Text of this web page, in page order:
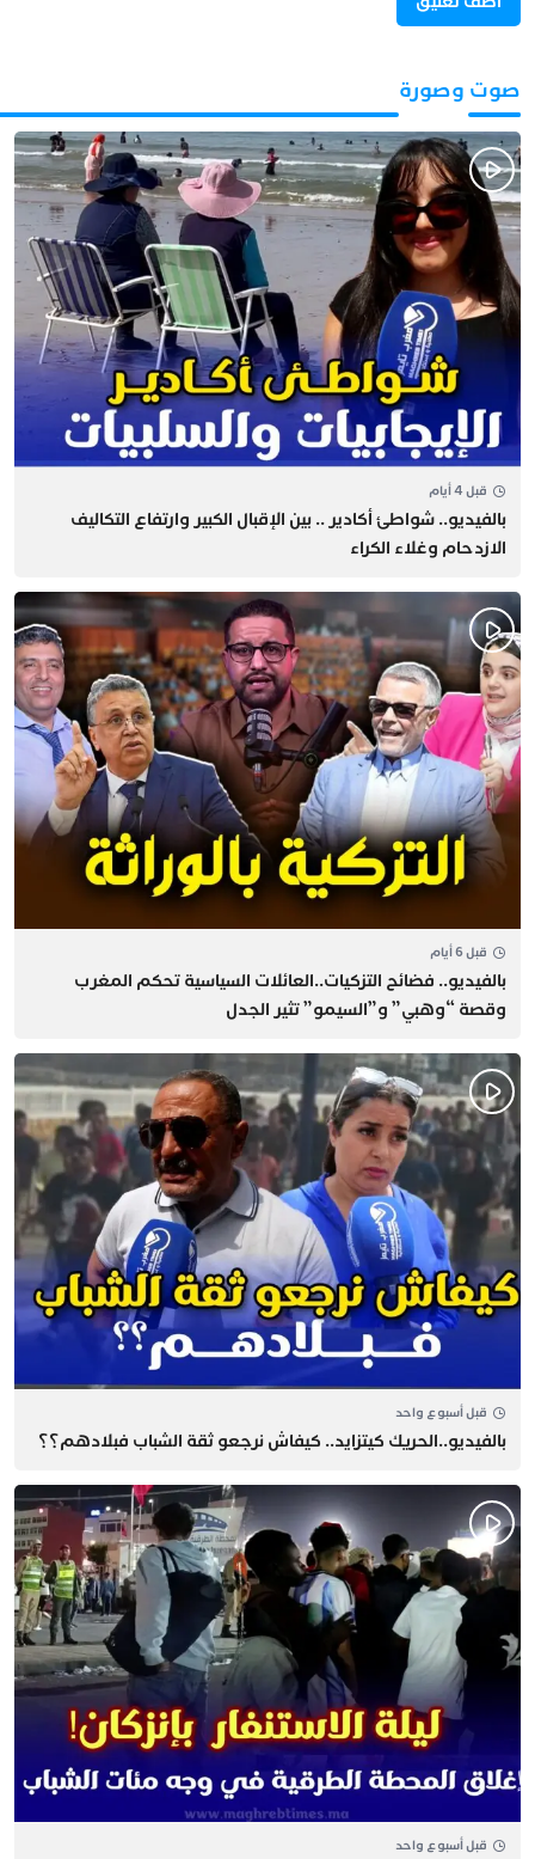
صوت وصورة
قبل 4 أيام
بالفيديو.. شواطئ أكادير .. بين الإقبال الكبير وارتفاع التكاليف
الازدحام وغلاء الكراء
قبل 6 أيام
بالفيديو.. فضائح التزكيات..العائلات السياسية تحكم المغرب
وقصة “وهبي” و”السيمو” تثير الجدل
قبل أسبوع واحد
بالفيديو..الحريك كيتزايد.. كيفاش نرجعو ثقة الشباب فبلادهم؟؟
قبل أسبوع واحد